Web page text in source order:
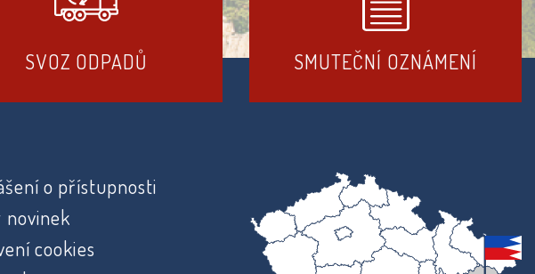
SVOZ ODPADŮ SMUTEČNÍ OZNÁMENÍ
o přístupnosti
novinek
cookies